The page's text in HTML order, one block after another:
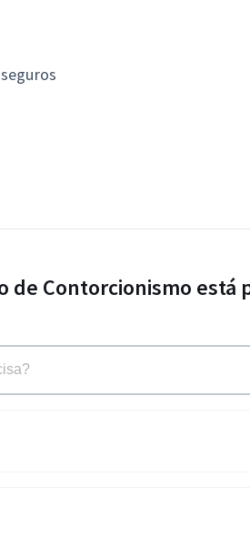
de Contorcionismo está